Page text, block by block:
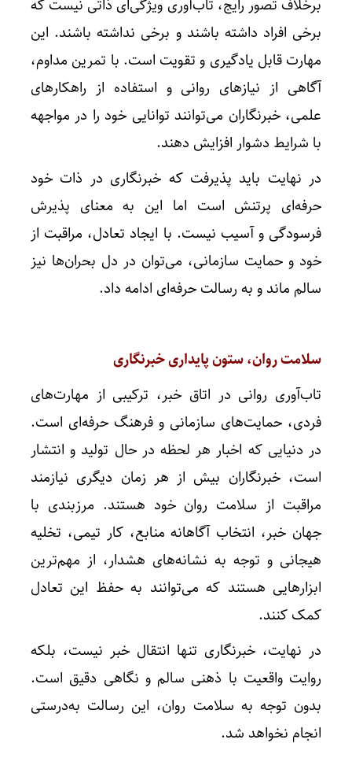
برخلاف تصور رایج، تاب‌آوری ویژگی‌ای ذاتی نیست که
برخی افراد داشته باشند و برخی نداشته باشند. این
مهارت قابل یادگیری و تقویت است. با تمرین مداوم،
آگاهی از نیازهای روانی و استفاده از راهکارهای
علمی، خبرنگاران می‌توانند توانایی خود را در مواجهه
با شرایط دشوار افزایش دهند.
در نهایت باید پذیرفت که خبرنگاری در ذات خود
حرفه‌ای پرتنش است اما این به معنای پذیرش
فرسودگی و آسیب نیست. با ایجاد تعادل، مراقبت از
خود و حمایت سازمانی، می‌توان در دل بحران‌ها نیز
سالم ماند و به رسالت حرفه‌ای ادامه داد.
سلامت روان، ستون پایداری خبرنگاری
تاب‌آوری روانی در اتاق خبر، ترکیبی از مهارت‌های
فردی، حمایت‌های سازمانی و فرهنگ حرفه‌ای است.
در دنیایی که اخبار هر لحظه در حال تولید و انتشار
است، خبرنگاران بیش از هر زمان دیگری نیازمند
مراقبت از سلامت روان خود هستند. مرزبندی با
جهان خبر، انتخاب آگاهانه منابع، کار تیمی، تخلیه
هیجانی و توجه به نشانه‌های هشدار، از مهم‌ترین
ابزارهایی هستند که می‌توانند به حفظ این تعادل
کمک کنند.
در نهایت، خبرنگاری تنها انتقال خبر نیست، بلکه
روایت واقعیت با ذهنی سالم و نگاهی دقیق است.
بدون توجه به سلامت روان، این رسالت به‌درستی
انجام نخواهد شد.